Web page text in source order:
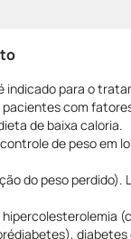
indicado para o
com
de baixa caloria.
de peso em
do peso perdido).